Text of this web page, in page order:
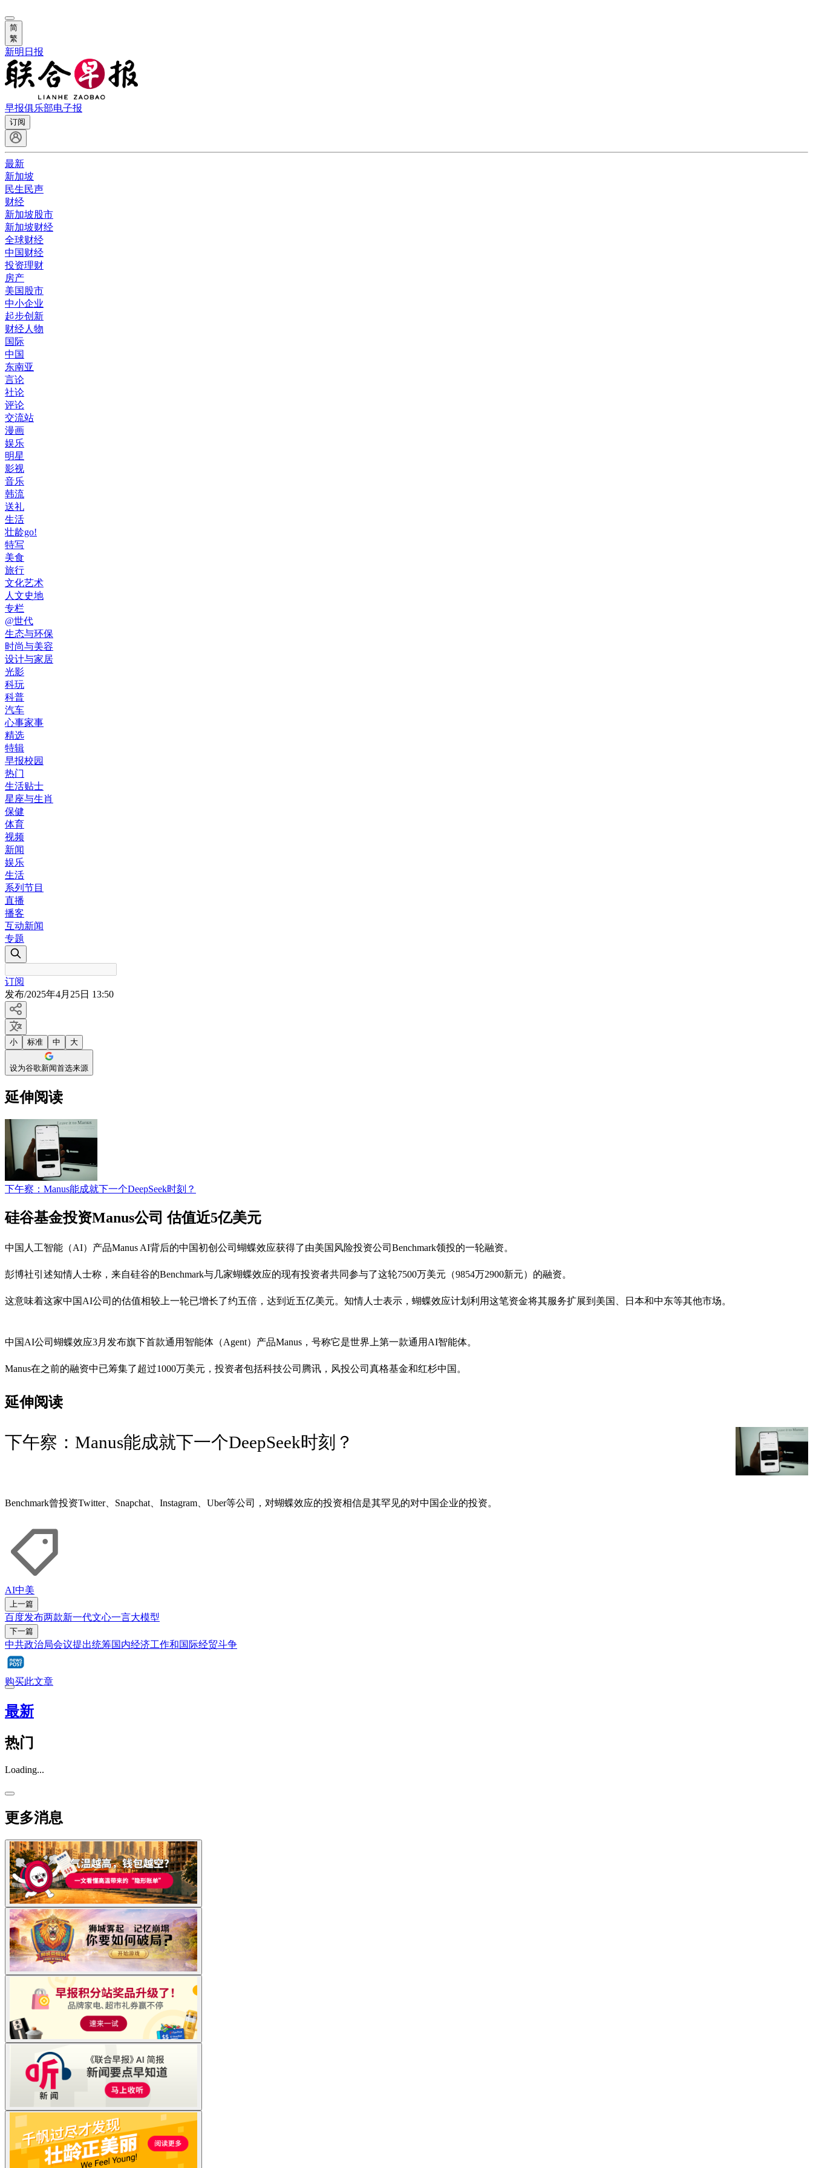
简
繁
新明日报
早报俱乐部电子报
订阅
最新
新加坡
民生民声
财经
新加坡股市
新加坡财经
全球财经
中国财经
投资理财
房产
美国股市
中小企业
起步创新
财经人物
国际
中国
东南亚
言论
社论
评论
交流站
漫画
娱乐
明星
影视
音乐
韩流
送礼
生活
壮龄go!
特写
美食
旅行
文化艺术
人文史地
专栏
@世代
生态与环保
时尚与美容
设计与家居
光影
科玩
科普
汽车
心事家事
精选
特辑
早报校园
热门
生活贴士
星座与生肖
保健
体育
视频
新闻
娱乐
生活
系列节目
直播
播客
互动新闻
专题
订阅
发布/2025年4月25日 13:50
小 标准 中 大
设为谷歌新闻首选来源
延伸阅读
下午察：Manus能成就下一个DeepSeek时刻？
硅谷基金投资Manus公司 估值近5亿美元
中国人工智能（AI）产品Manus AI背后的中国初创公司蝴蝶效应获得了由美国风险投资公司Benchmark领投的一轮融资。
彭博社引述知情人士称，来自硅谷的Benchmark与几家蝴蝶效应的现有投资者共同参与了这轮7500万美元（9854万2900新元）的融资。
这意味着这家中国AI公司的估值相较上一轮已增长了约五倍，达到近五亿美元。知情人士表示，蝴蝶效应计划利用这笔资金将其服务扩展到美国、日本和中东等其他市场。
中国AI公司蝴蝶效应3月发布旗下首款通用智能体（Agent）产品Manus，号称它是世界上第一款通用AI智能体。
Manus在之前的融资中已筹集了超过1000万美元，投资者包括科技公司腾讯，风投公司真格基金和红杉中国。
延伸阅读
下午察：Manus能成就下一个DeepSeek时刻？
Benchmark曾投资Twitter、Snapchat、Instagram、Uber等公司，对蝴蝶效应的投资相信是其罕见的对中国企业的投资。
AI中美
上一篇
百度发布两款新一代文心一言大模型
下一篇
中共政治局会议提出统筹国内经济工作和国际经贸斗争
购买此文章
最新
热门
Loading...
更多消息